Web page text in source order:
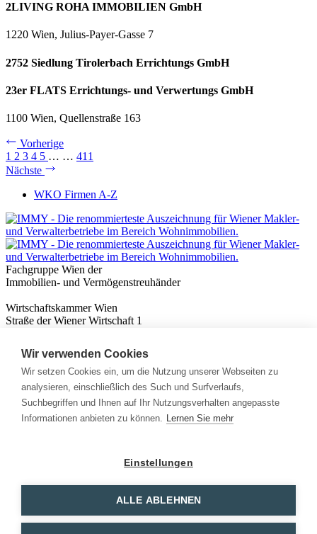
2LIVING ROHA IMMOBILIEN GmbH
1220 Wien, Julius-Payer-Gasse 7
2752 Siedlung Tirolerbach Errichtungs GmbH
23er FLATS Errichtungs- und Verwertungs GmbH
1100 Wien, Quellenstraße 163
Vorherige
1 2 3 4 5 … … 411
Nächste
WKO Firmen A-Z
Fachgruppe Wien der
Immobilien- und Vermögenstreuhänder
Wirtschaftskammer Wien
Straße der Wiener Wirtschaft 1
Nützliches
Immobilienwissen
Formulare & Rechner
Expert:innen
Info
Wir verwenden Cookies
Wir setzen Cookies ein, um die Nutzung unserer Webseiten zu
analysieren, einschließlich des Such und Surfverlaufs,
Suchbegriffen und Ihnen auf Ihr Nutzungsverhalten angepasste
Informationen anbieten zu können. Lernen Sie mehr
Einstellungen
ALLE ABLEHNEN